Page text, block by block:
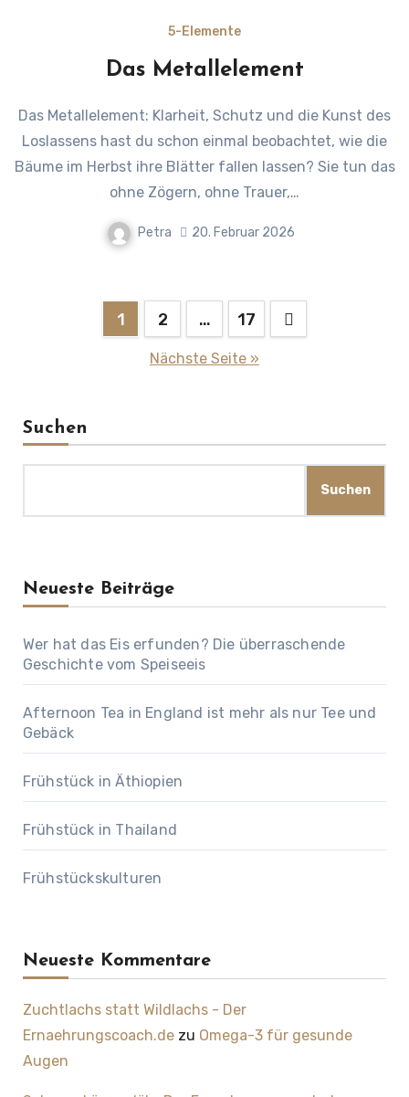
5-Elemente
Das Metallelement
Das Metallelement: Klarheit, Schutz und die Kunst des
Loslassens hast du schon einmal beobachtet, wie die
Bäume im Herbst ihre Blätter fallen lassen? Sie tun das
ohne Zögern, ohne Trauer,…
Petra 20. Februar 2026
Seitennummerierung
1 2 … 17
Nächste Seite »
Suchen
Suchen
Neueste Beiträge
Wer hat das Eis erfunden? Die überraschende
Geschichte vom Speiseeis
Afternoon Tea in England ist mehr als nur Tee und
Gebäck
Frühstück in Äthiopien
Frühstück in Thailand
Frühstückskulturen
Neueste Kommentare
Zuchtlachs statt Wildlachs - Der
Ernaehrungscoach.dezu Omega-3 für gesunde
Augen